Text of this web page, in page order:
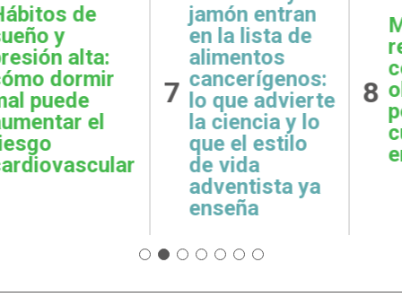
entran
de
advierte
y lo
estilo
Metas
realistas:
cómo definir
objetivos
posibles y
cuidar la salud
emocional
9
qué
la